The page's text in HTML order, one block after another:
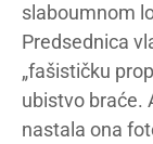
slaboumnom
Predsednica
„fašističku
ubistvo braće.
nastala ona